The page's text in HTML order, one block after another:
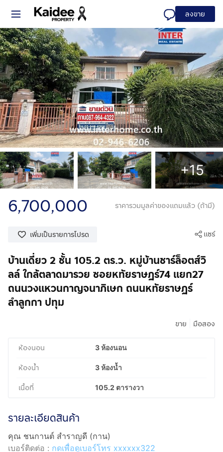
ลงขาย
+15
6,700,000 ราคารวมมูลค่าของแถมแล้ว (ถ้ามี)
เพิ่มเป็นรายการโปรด แชร์
บ้านเดี่ยว 2 ชั้น 105.2 ตร.ว. หมู่บ้านชาร์ล็อตส์วิ
ลล์ ใกล้ตลาดมารวย ซอยหทัยราษฏร์74 แยก27
ถนนวงแหวนกาญจนาภิเษก ถนนหทัยราษฏร์
ลำลูกกา ปทุม
ขาย มือสอง
ห้องนอน 3 ห้องนอน
ห้องน้ำ 3 ห้องน้ำ
เนื้อที่ 105.2 ตารางวา
รายละเอียดสินค้า
คุณ ชนกานต์ สำราญดี (กาน)
เบอร์ติดต่อ : กดเพื่อดูเบอร์โทร xxxxxx322